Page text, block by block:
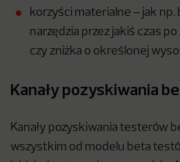
korzyści materialne – jak
narzędzia przez jakiś czas
czy zniżka o określonej
Kanały pozyskiwania
Kanały pozyskiwania testerów
wszystkim od modelu beta